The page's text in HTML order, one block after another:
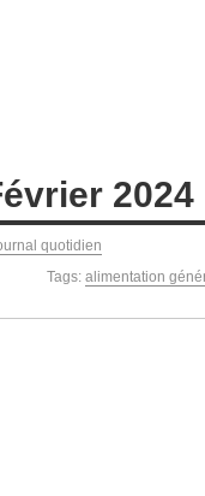
2024
quotidien
Tags: alimentation